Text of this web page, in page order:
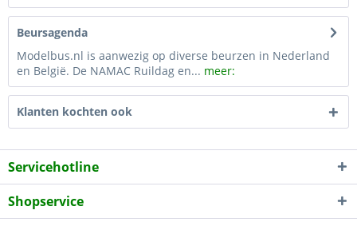
Beursagenda
Modelbus.nl is aanwezig op diverse beurzen in Nederland
en België. De NAMAC Ruildag en... meer:
Klanten kochten ook
Servicehotline
Shopservice